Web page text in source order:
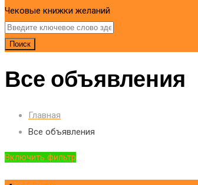
Чековые книжки желаний
Поиск
Все объявления
Главная
Все объявления
Включить фильтр